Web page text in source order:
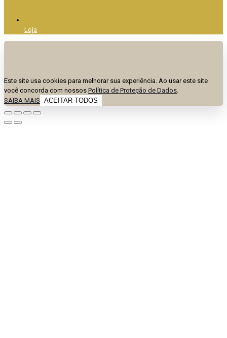
Loja
Este site usa cookies para melhorar sua experiência. Ao usar este site
você concorda com nossos Política de Proteção de Dados
SAIBA MAIS ACEITAR TODOS